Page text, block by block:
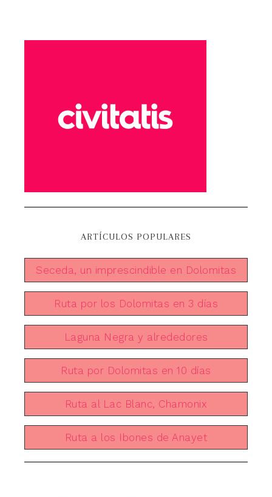
ARTÍCULOS POPULARES
Seceda, un imprescindible en Dolomitas
Ruta por los Dolomitas en 3 días
Laguna Negra y alrededores
Ruta por Dolomitas en 10 días
Ruta al Lac Blanc, Chamonix
Ruta a los Ibones de Anayet